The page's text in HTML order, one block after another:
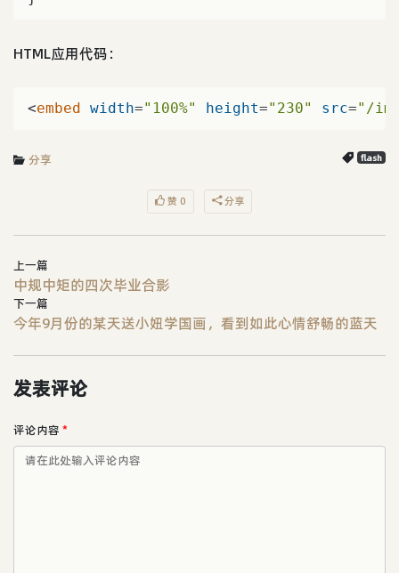
HTML应用代码：
<embed width="100%" height="230" src="/
分享 flash
赞 0 分享
上一篇
中规中矩的四次毕业合影
下一篇
今年9月份的某天送小妞学国画，看到如此心情舒畅的蓝天
发表评论
评论内容 *